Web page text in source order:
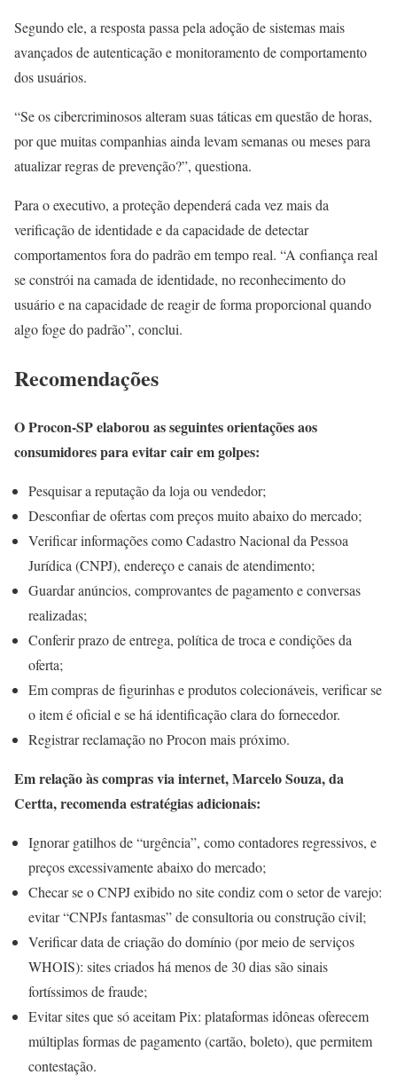
Segundo ele, a resposta passa pela adoção de sistemas mais
avançados de autenticação e monitoramento de comportamento
dos usuários.
“Se os cibercriminosos alteram suas táticas em questão de horas,
por que muitas companhias ainda levam semanas ou meses para
atualizar regras de prevenção?”, questiona.
Para o executivo, a proteção dependerá cada vez mais da
verificação de identidade e da capacidade de detectar
comportamentos fora do padrão em tempo real. “A confiança real
se constrói na camada de identidade, no reconhecimento do
usuário e na capacidade de reagir de forma proporcional quando
algo foge do padrão”, conclui.
Recomendações
O Procon-SP elaborou as seguintes orientações aos
consumidores para evitar cair em golpes:
Pesquisar a reputação da loja ou vendedor;
Desconfiar de ofertas com preços muito abaixo do mercado;
Verificar informações como Cadastro Nacional da Pessoa
Jurídica (CNPJ), endereço e canais de atendimento;
Guardar anúncios, comprovantes de pagamento e conversas
realizadas;
Conferir prazo de entrega, política de troca e condições da
oferta;
Em compras de figurinhas e produtos colecionáveis, verificar se
o item é oficial e se há identificação clara do fornecedor.
Registrar reclamação no Procon mais próximo.
Em relação às compras via internet, Marcelo Souza, da
Certta, recomenda estratégias adicionais:
Ignorar gatilhos de “urgência”, como contadores regressivos, e
preços excessivamente abaixo do mercado;
Checar se o CNPJ exibido no site condiz com o setor de varejo:
evitar “CNPJs fantasmas” de consultoria ou construção civil;
Verificar data de criação do domínio (por meio de serviços
WHOIS): sites criados há menos de 30 dias são sinais
fortíssimos de fraude;
Evitar sites que só aceitam Pix: plataformas idôneas oferecem
múltiplas formas de pagamento (cartão, boleto), que permitem
contestação.